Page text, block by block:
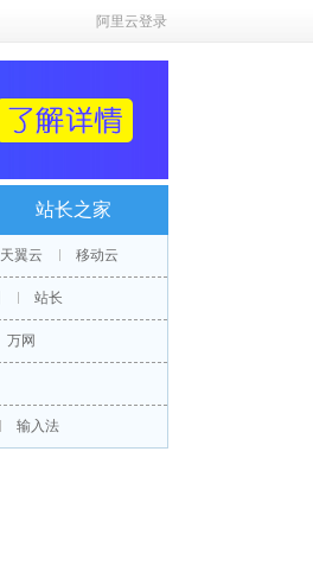
阿里云登录
站长之家
天翼云 移动云
站长
万网
输入法